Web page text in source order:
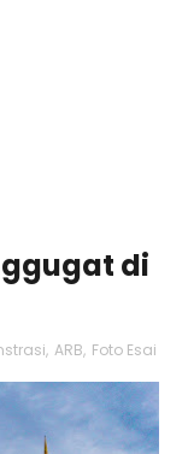
di
, ARB, Foto Esai